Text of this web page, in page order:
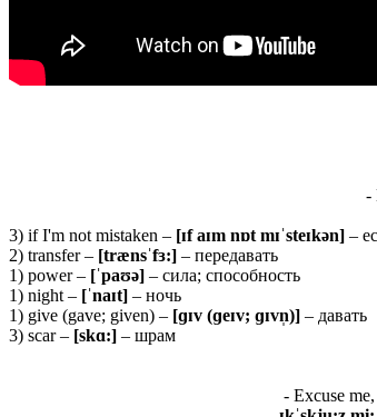
-
3) if I'm not mistaken – [ɪf aɪm nɒt mɪˈsteɪkən] –
2) transfer – [trænsˈfɜ:] – передавать
1) power – [ˈpaʊə] – сила; способность
1) night – [ˈnaɪt] – ночь
1) give (gave; given) – [ɡɪv (ɡeɪv; ɡɪvn̩)] – давать
3) scar – [skɑ:] – шрам
- Excuse